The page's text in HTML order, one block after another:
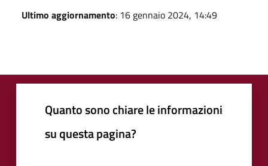
Ultimo aggiornamento: 16 gennaio 2024, 14:49
Quanto sono chiare le informazioni
su questa pagina?